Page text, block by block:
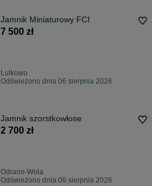
Jamnik Miniaturowy FCI
7 500 zł
Lulkowo
Odświeżono dnia 06 sierpnia 2026
Jamnik szorstkowłose
2 700 zł
Odrano-Wola
Odświeżono dnia 06 sierpnia 2026